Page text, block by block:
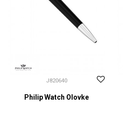
J820640
Philip Watch Olovke